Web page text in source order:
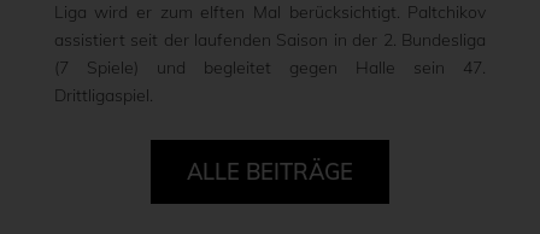
Liga wird er zum elften Mal berücksichtigt. Paltchikov
assistiert seit der laufenden Saison in der 2. Bundesliga
(7 Spiele) und begleitet gegen Halle sein 47.
Drittligaspiel.
ALLE BEITRÄGE